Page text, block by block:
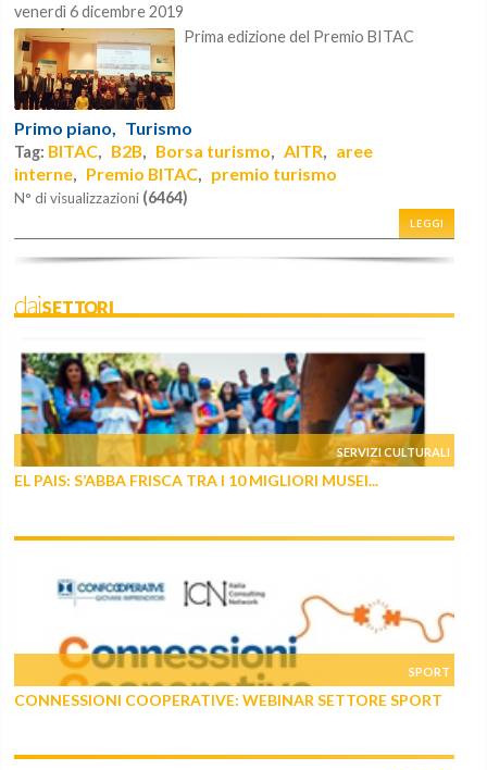
venerdì 6 dicembre 2019
Prima edizione del Premio BITAC
Primo piano, Turismo
Tag: BITAC, B2B, Borsa turismo,AITR, aree
interne, Premio BITAC, premio turismo
N° di visualizzazioni (6464)
LEGGI
daiSETTORI
SERVIZI CULTURALI
EL PAIS: S’ABBA FRISCA TRA I 10 MIGLIORI MUSEI...
SPORT
CONNESSIONI COOPERATIVE: WEBINAR SETTORE SPORT